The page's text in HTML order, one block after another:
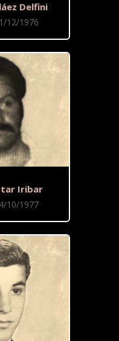
Delfini
12/1976
Iribar
10/1977